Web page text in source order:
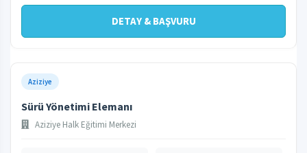
DETAY & BAŞVURU
Aziziye
Sürü Yönetimi Elemanı
Aziziye Halk Eğitimi Merkezi